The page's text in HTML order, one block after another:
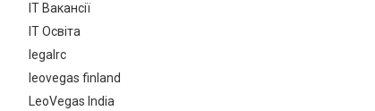
IT Вакансії
IT Освіта
legalrc
leovegas finland
LeoVegas India